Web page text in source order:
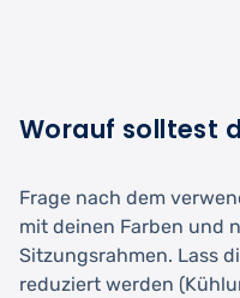
Worauf solltest
Frage nach dem
mit deinen Farben und
Sitzungsrahmen. Lass
reduziert werden